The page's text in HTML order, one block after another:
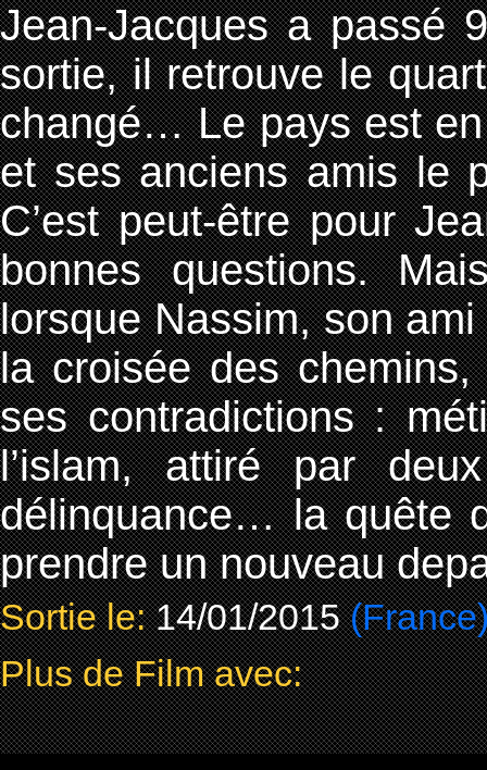
Jean-Jacques a passé
sortie, il retrouve le
changé… Le pays est
et ses anciens amis le
C’est peut-être pour
bonnes questions.
lorsque Nassim, son
la croisée des
ses contradictions :
l’islam, attiré par
délinquance… la quête
prendre un nouveau
Sortie le: 14/01/2015
Plus de Film avec: